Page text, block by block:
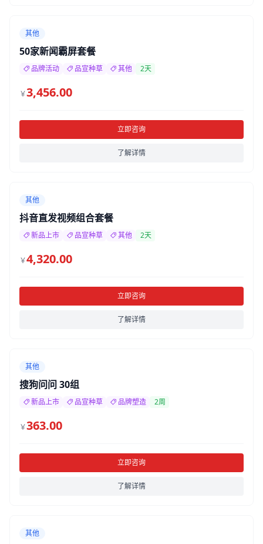
其他
50家新闻霸屏套餐
品牌活动 品宣种草 其他 2天
￥3,456.00
立即咨询
了解详情
其他
抖音直发视频组合套餐
新品上市 品宣种草 其他 2天
￥4,320.00
立即咨询
了解详情
其他
搜狗问问 30组
新品上市 品宣种草 品牌塑造 2周
￥363.00
立即咨询
了解详情
其他